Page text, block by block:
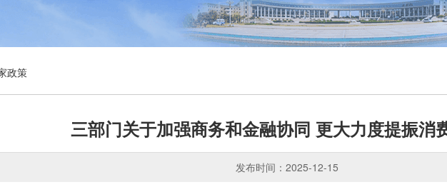
政策
三部门关于加强商务和金融协同 更大力度提振消
发布时间：2025-12-15